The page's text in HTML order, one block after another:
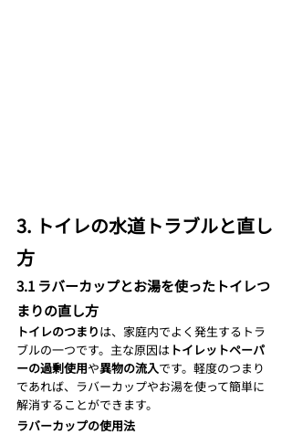
3. トイレの水道トラブルと直し
方
3.1 ラバーカップとお湯を使ったトイレつ
まりの直し方
トイレのつまりは、家庭内でよく発生するトラ
ブルの一つです。主な原因は トイレットペーパ
ーの過剰使用や異物の流入です。軽度のつまり
であれば、ラバーカップやお湯を使って簡単に
解消することができます。
ラバーカップの使用法